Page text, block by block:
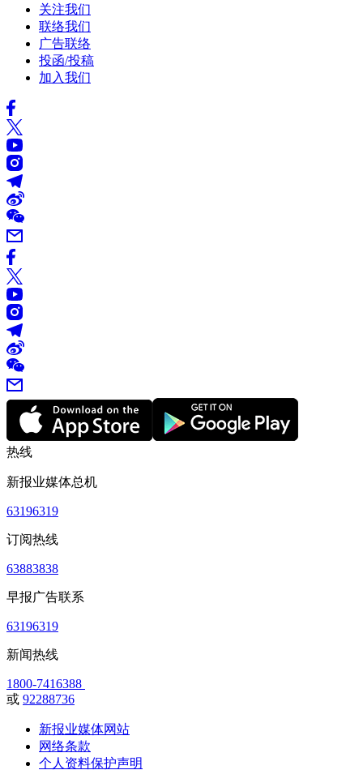
关注我们
联络我们
广告联络
投函/投稿
加入我们
热线
新报业媒体总机
63196319
订阅热线
63883838
早报广告联系
63196319
新闻热线
1800-7416388
或 92288736
新报业媒体网站
网络条款
个人资料保护声明